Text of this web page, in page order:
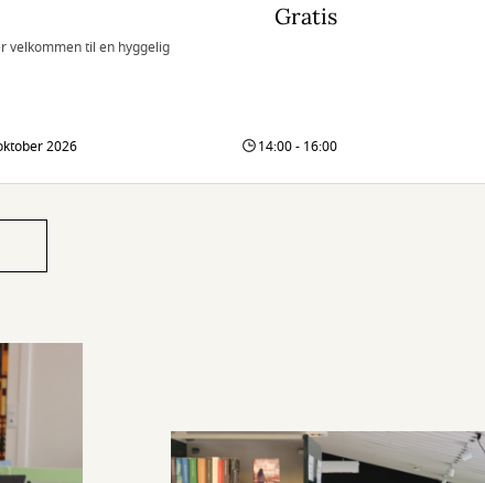
velkommen til en hyggelig
Gratis
2026 14:00 - 16:00